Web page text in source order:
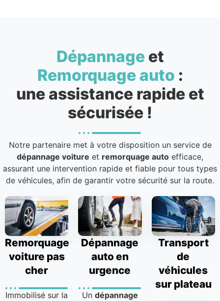
Dépannageet
Remorquage auto :
une assistance rapide et
sécurisée !
Notre partenaire met à votre disposition un service de
dépannage voiture et remorquage auto efficace,
assurant une intervention rapide et fiable pour tous types
de véhicules, afin de garantir votre sécurité sur la route.
Remorquage
voiture pas
cher
Immobilisé sur la
Dépannage
auto en
urgence
Un dépannage
Transport
de
véhicules
sur plateau